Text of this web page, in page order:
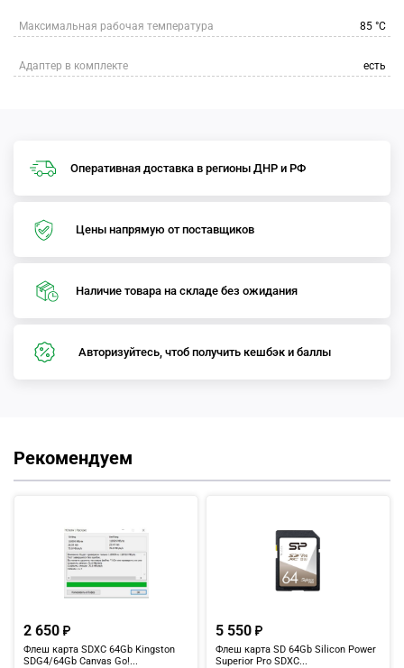
Максимальная рабочая температура 85 °C
Адаптер в комплекте есть
Оперативная доставка в регионы ДНР и РФ
Цены напрямую от поставщиков
Наличие товара на складе без ожидания
Авторизуйтесь, чтоб получить кешбэк и баллы
Рекомендуем
2 650
Флеш карта SDXC 64Gb Kingston
SDG4/64Gb Canvas Go!...
5 550
Флеш карта SD 64Gb Silicon Power
Superior Pro SDXC...